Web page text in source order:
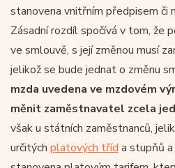
stanovena vnitřním předpisem či
Zásadní rozdíl spočívá v tom, že
ve smlouvě, s její změnou musí
jelikož se bude jednat o změnu
mzda uvedena ve mzdovém
měnit zaměstnavatel zcela
však u státních zaměstnanců,
určitých platových tříd a stupňů a